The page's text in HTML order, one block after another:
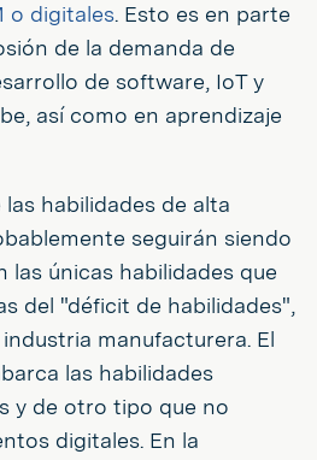
o digitales. Esto es en parte
de la demanda de
de software, IoT y
así como en aprendizaje
habilidades de alta
seguirán siendo
las únicas habilidades que
del "déficit de habilidades",
manufacturera. El
las habilidades
y de otro tipo que no
digitales. En la